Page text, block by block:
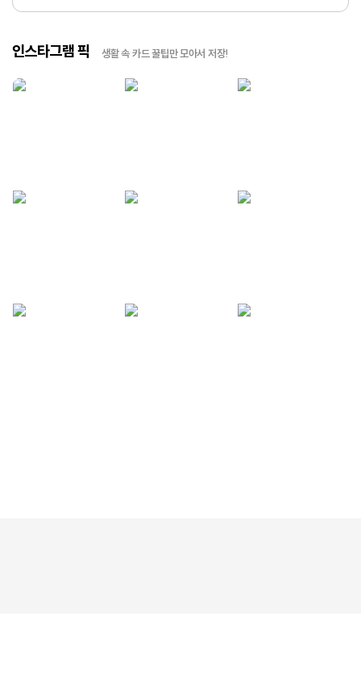
인스타그램 픽 생활 속 카드 꿀팁만 모아서 저장!